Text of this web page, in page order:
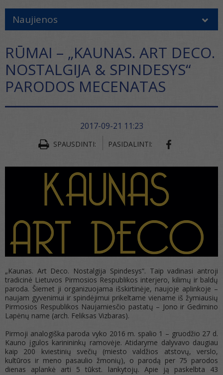
Naujienos
RŪMAI – „KAUNAS. ART DECO.
NOSTALGIJA & SPINDESYS“
PARODOS MECENATAS
2017-09-21 11:23
SPAUSDINTI: PASIDALINTI:
„Kaunas. Art Deco. Nostalgija Spindesys“. Taip vadinasi antroji
tradicinė Lietuvos Pirmosios Respublikos interjero, kilimų ir baldų
paroda. Šiemet ji organizuojama išskirtinėje, naujoje aplinkoje –
naujam gyvenimui ir spindėjimui prikeltame viename iš žymiausių
Pirmosios Respublikos Naujamiesčio pastatų – Jono ir Gedimino
Lapėnų name (arch. Feliksas Vizbaras).
Pirmoji analogiška paroda vyko 2016 m. spalio 1 – gruodžio 27 d.
Kauno įgulos karinininkų ramovėje. Atidaryme dalyvavo daugiau
kaip 200 kviestinių svečių (miesto valdžios atstovų, verslo,
kultūros ir meno pasaulio žmonių), o parodą per 75 parodos
dienas aplankė arti 5 tūkst. lankytojų. Apie ją paskelbta 43